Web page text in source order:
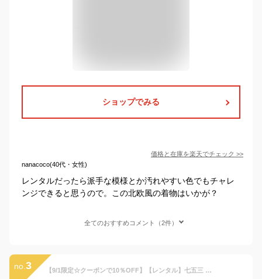
ショップでみる
価格と在庫を楽天でチェック >>
nanacoco(40代・女性)
レンタルだったら派手な模様とか汚れやすい色でもチャレ
ンジできると思うので。この北欧風の着物はいかが？
全てのおすすめコメント（2件）
no. 3 【9/1限定☆クーポンで10％OFF】【レンタル】七五三 着物 男の子 5歳 黒紋付 3歳 レンタル フルセット シンプル レトロ 着物セット 紋付袴 袴セット 黒 ブラック 古典 羽織袴 和服 和装 男児 往復送料無料